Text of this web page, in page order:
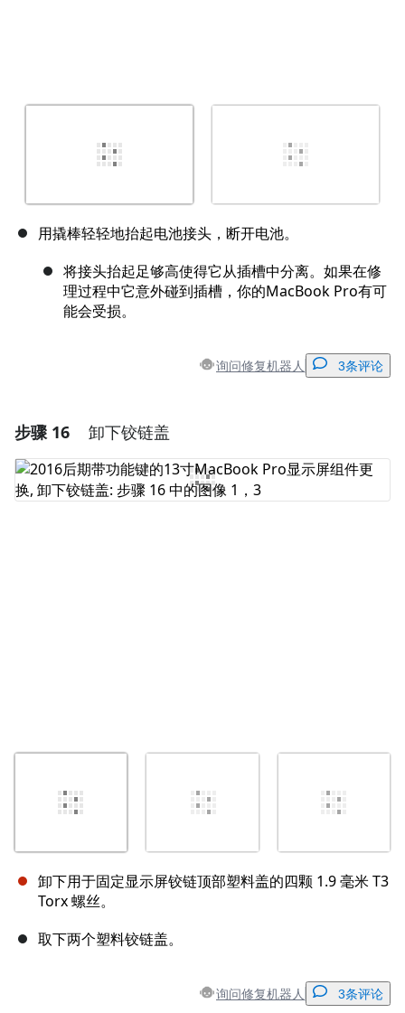
用撬棒轻轻地抬起电池接头，断开电池。
将接头抬起足够高使得它从插槽中分离。如果在修
理过程中它意外碰到插槽，你的MacBook Pro有可
能会受损。
询问修复机器人 3条评论
添加评论
步骤 16 卸下铰链盖
卸下用于固定显示屏铰链顶部塑料盖的四颗 1.9 毫米 T3
Torx 螺丝。
取下两个塑料铰链盖。
询问修复机器人 3条评论